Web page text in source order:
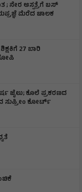
ನೇರ ಆಸ್ಪತ್ರೆಗೆ ಬಸ್‌
ಮೆರೆದ ಚಾಲಕ
27 ಬಾರಿ
ಜೈಲು; ಕೊಲೆ ಪ್ರಕರಣದ
ಸುಪ್ರೀಂ ಕೋರ್ಟ್